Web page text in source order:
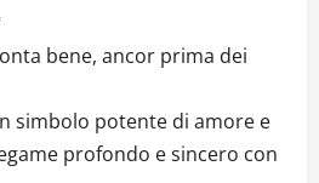
bene, ancor prima dei
simbolo potente di amore e
profondo e sincero con